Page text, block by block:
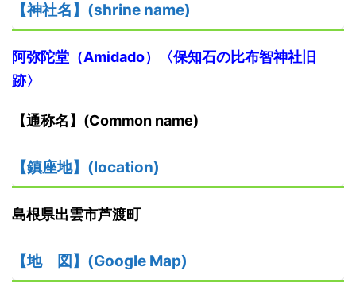
【神社名】(shrine name)
阿弥陀堂（Amidado）〈保知石の比布智神社旧
跡〉
【通称名】(Common name)
【鎮座地】(location)
島根県出雲市芦渡町
【地 図】(Google Map)